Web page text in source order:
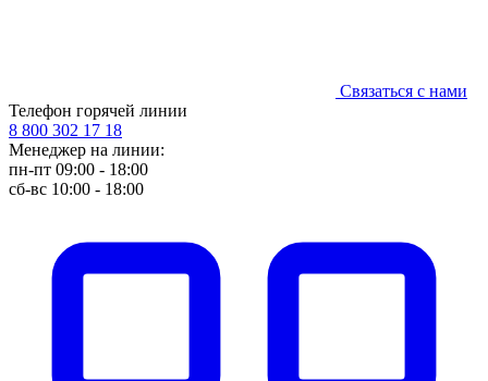
Связаться с нами
Телефон горячей линии
8 800 302 17 18
Менеджер на линии:
пн-пт 09:00 - 18:00
сб-вс 10:00 - 18:00